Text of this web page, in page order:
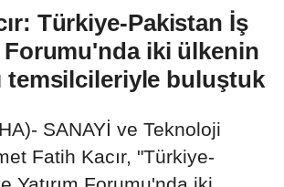
Türkiye-Pakistan İş
Forumu'nda iki ülkenin
temsilcileriyle buluştuk
SANAYİ ve Teknoloji
Fatih Kacır, "Türkiye-